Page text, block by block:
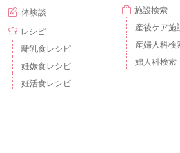
体験談
レシピ
離乳食レシピ
妊娠食レシピ
妊活食レシピ
施設検索
産後ケア施
産婦人科検
婦人科検索